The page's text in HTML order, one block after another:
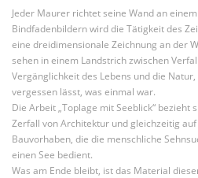
Jeder Maurer richtet seine Wand an
Bindfadenbildern wird die Tätigkeit des
eine dreidimensionale Zeichnung an der
sehen in einem Landstrich zwischen
Vergänglichkeit des Lebens und die
vergessen lässt, was einmal war.
Die Arbeit „Toplage mit Seeblick“
Zerfall von Architektur und gleichzeitig
Bauvorhaben, die die menschliche
einen See bedient.
Was am Ende bleibt, ist das Material